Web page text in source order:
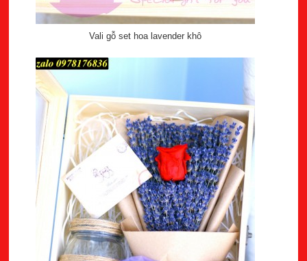
Vali gỗ set hoa lavender khô